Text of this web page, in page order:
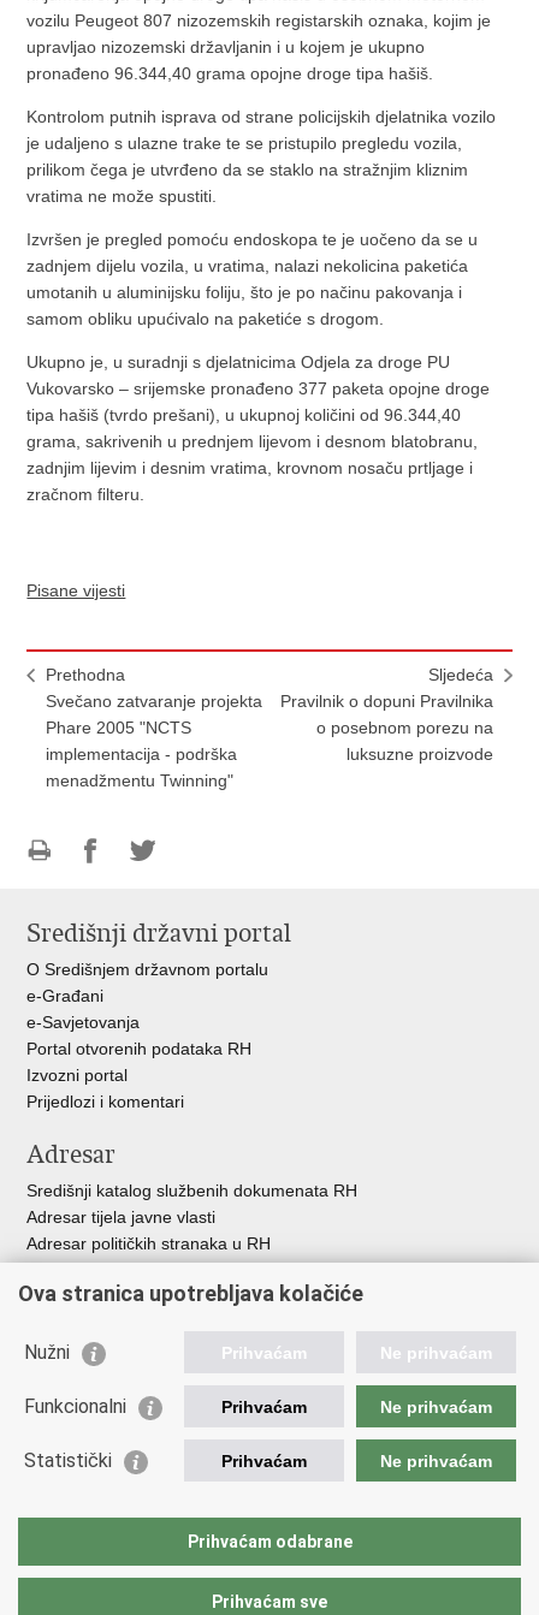
vozilu Peugeot 807 nizozemskih registarskih oznaka, kojim je
upravljao nizozemski državljanin i u kojem je ukupno
pronađeno 96.344,40 grama opojne droge tipa hašiš.
Kontrolom putnih isprava od strane policijskih djelatnika vozilo
je udaljeno s ulazne trake te se pristupilo pregledu vozila,
prilikom čega je utvrđeno da se staklo na stražnjim kliznim
vratima ne može spustiti.
Izvršen je pregled pomoću endoskopa te je uočeno da se u
zadnjem dijelu vozila, u vratima, nalazi nekolicina paketića
umotanih u aluminijsku foliju, što je po načinu pakovanja i
samom obliku upućivalo na paketiće s drogom.
Ukupno je, u suradnji s djelatnicima Odjela za droge PU
Vukovarsko – srijemske pronađeno 377 paketa opojne droge
tipa hašiš (tvrdo prešani), u ukupnoj količini od 96.344,40
grama, sakrivenih u prednjem lijevom i desnom blatobranu,
zadnjim lijevim i desnim vratima, krovnom nosaču prtljage i
zračnom filteru.
Pisane vijesti
Prethodna
Svečano zatvaranje projekta
Phare 2005 "NCTS
implementacija - podrška
menadžmentu Twinning"
Sljedeća
Pravilnik o dopuni Pravilnika
o posebnom porezu na
luksuzne proizvode
FacebookuTwitteru
Središnji državni portal
O Središnjem državnom portalu
e-Građani
e-Savjetovanja
Portal otvorenih podataka RH
Izvozni portal
Prijedlozi i komentari
Adresar
Središnji katalog službenih dokumenata RH
Adresar tijela javne vlasti
Adresar političkih stranaka u RH
Besplatni telefoni javne uprave
Važne poveznice
Vlada Republike Hrvatske
Europska komisija
Taxation and Customs Union
Ova stranica upotrebljava kolačiće
Nužni Prihvaćam Ne prihvaćam
Funkcionalni Prihvaćam Ne prihvaćam
Statistički Prihvaćam Ne prihvaćam
Prihvaćam odabrane
Prihvaćam sve